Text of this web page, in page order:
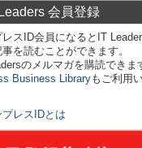
会員登録
スID会員になるとIT
を読むことができます。
のメルマガを購読できま
Business Libraryもご利用
プレスIDとは